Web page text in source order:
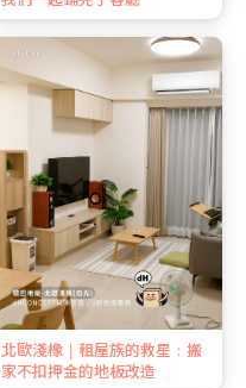
北歐淺橡｜租屋族的救星：搬
家不扣押金的地板改造